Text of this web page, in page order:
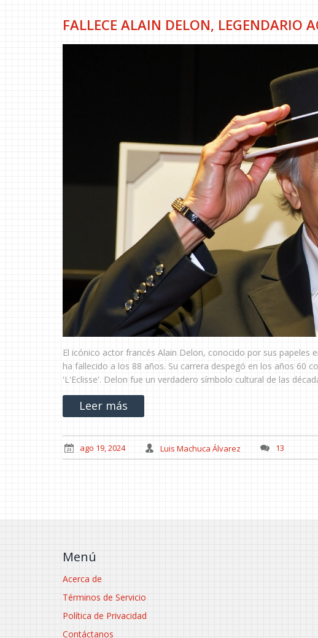
FALLECE ALAIN DELON, LEGENDARIO
El icónico actor francés Alain Delon, conocido por sus papeles
ha fallecido a los 88 años. Su carrera despegó en los años 60
'L'Eclisse'. Delon fue un verdadero símbolo cultural de las
Leer más
ago 19, 2024 Luis Machuca Álvarez 13
Menú
Acerca de
Términos de Servicio
Política de Privacidad
Contáctanos